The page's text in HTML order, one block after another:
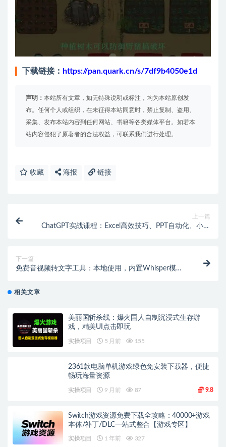
下载链接： https://pan.quark.cn/s/7df9b4050e1d
声明： 本站所有文章，如无特殊说明或标注，均为本站原创发
布。任何个人或组织，在未征得本站同意时，禁止复制、盗用、
采集、发布本站内容到任何网站、书籍等各类媒体平台。如若本
站内容侵犯了原著者的合法权益，可联系我们进行处理。
收藏 海报 链接
上一篇
ChatGPT实战课程：Excel高效技巧、PPT自动化、小红
下一篇
免费音视频转文字工具：本地使用，内置Whisper模
相关文章
美丽国斩杀线：爆火国人自制沉浸式生存游
戏，精美UI点击即玩
实操项目 5 月前 155
2361款电脑单机游戏绿色免安装下载器，便捷
畅玩海量资源
实操项目 9 月前 87 9.8
Switch游戏资源免费下载全攻略：40000+游戏
本体/补丁/DLC一站式整合【游戏专区】
实操项目 1 年前 327